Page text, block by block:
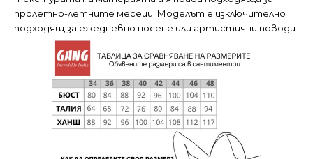
пролетно-летните месеци. Моделът е изключително
подходящ за ежедневно носене или артистични поводи.